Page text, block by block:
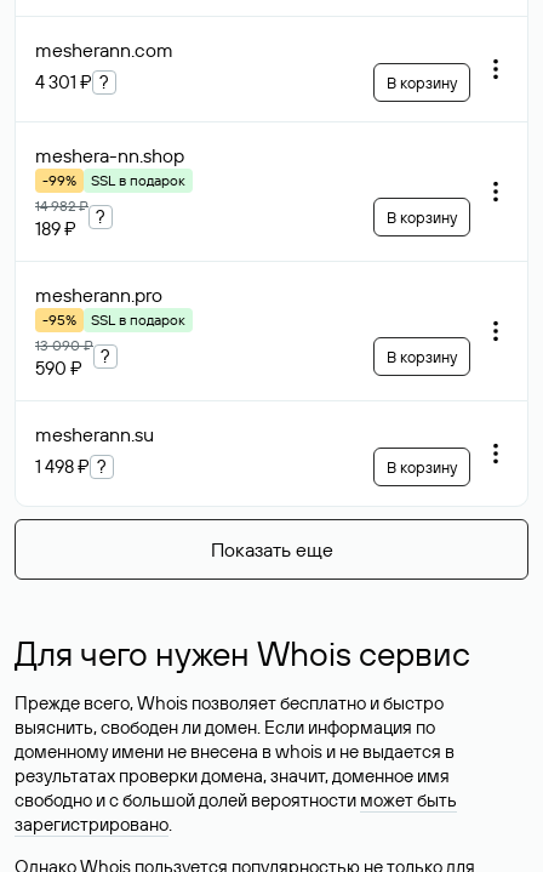
mesherann.com
4 301 ₽ ? В корзину
meshera-nn.shop
-99%
SSL в подарок
14 982 ₽
189 ₽
? В корзину
mesherann.pro
-95%
SSL в подарок
13 090 ₽
590 ₽
? В корзину
mesherann.su
1 498 ₽ ? В корзину
Показать еще
Для чего нужен Whois сервис
Прежде всего, Whois позволяет бесплатно и быстро
выяснить, свободен ли домен. Если информация по
доменному имени не внесена в whois и не выдается в
результатах проверки домена, значит, доменное имя
свободно и с большой долей вероятности может быть
зарегистрировано.
Однако Whois пользуется популярностью не только для